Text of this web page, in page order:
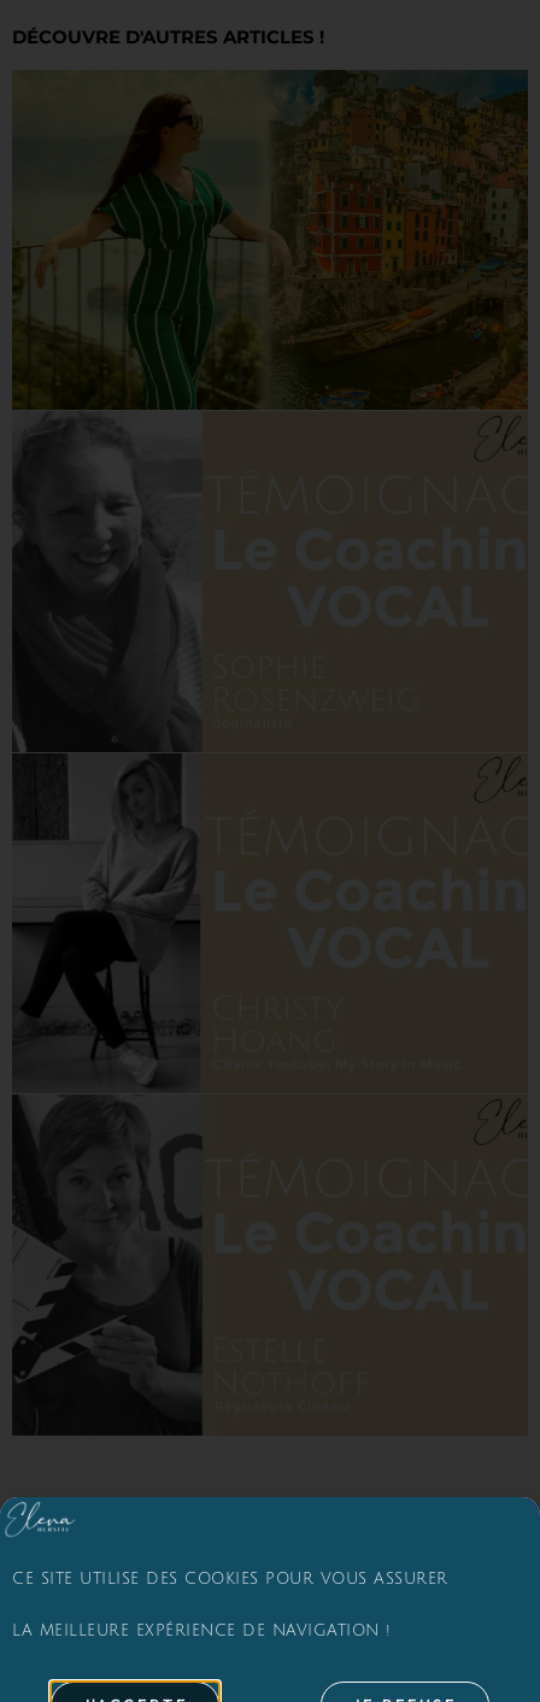
DÉCOUVRE D'AUTRES ARTICLES !
© 2026 - Elena Hurstel
Conditions générales d’utilisation
Mentions Légales
CE SITE UTILISE DES COOKIES POUR VOUS ASSURER
LA MEILLEURE EXPÉRIENCE DE NAVIGATION !